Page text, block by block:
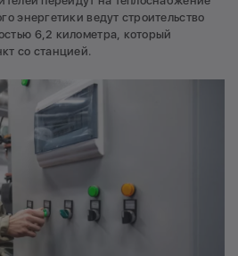
энергетики ведут строительство
6,2 километра, который
со станцией.